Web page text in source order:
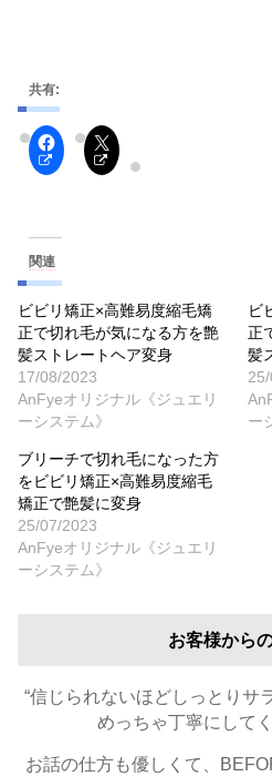
共有:
関連
ビビリ矯正×高難易度縮毛矯
正で切れ毛が気になる方を艶
髪ストレートヘア変身
17/08/2023
AnFyeオリジナル《ジュエリ
ーシステム》
ビ
正
髪
ー
ブリーチで切れ毛になった方
をビビリ矯正×高難易度縮毛
矯正で艶髪に変身
25/07/2023
AnFyeオリジナル《ジュエリ
ーシステム》
お客様から
“信じられないほどしっとりサ
めっちゃ丁寧にして
お話の仕方も優しくて、